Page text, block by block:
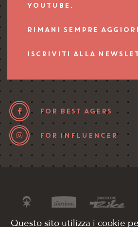
YOUTUBE.
RIMANI SEMPRE
ISCRIVITI ALLA
FOR BEST AGERS
FOR INFLUENCER
Questo sito utilizza i cookie